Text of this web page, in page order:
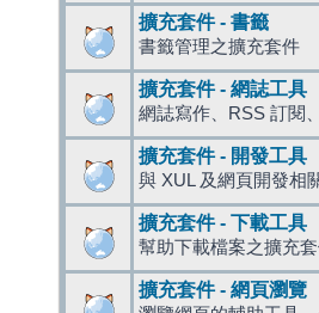
擴充套件 - 書籤
書籤管理之擴充套件
擴充套件 - 網誌工具
網誌寫作、RSS 訂閱
擴充套件 - 開發工具
與 XUL 及網頁開發相
擴充套件 - 下載工具
幫助下載檔案之擴充
擴充套件 - 網頁瀏覽